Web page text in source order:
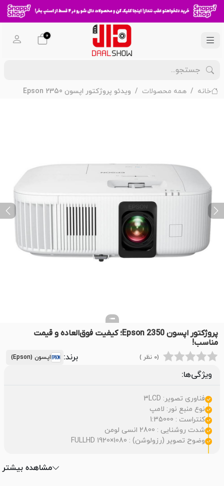
0
خانه همه محصولات ویدئو پروژکتور اپسون Epson 2350
Previous
پروژکتور اپسون Epson 2350؛ کیفیت فوق‌العاده و قیمت
مناسب!
(0 نظر ) برند: اپسون (Epson)
ویژگی‌ها:
فناوری تصویر: 3LCD
نوع منبع نور: لامپ
کنتراست : 1:35000
شدت روشنایی : 2800 انسی لومن
وضوح تصویر (رزولوشن) : FULLHD 1920×1080
مشاهده بیشتر